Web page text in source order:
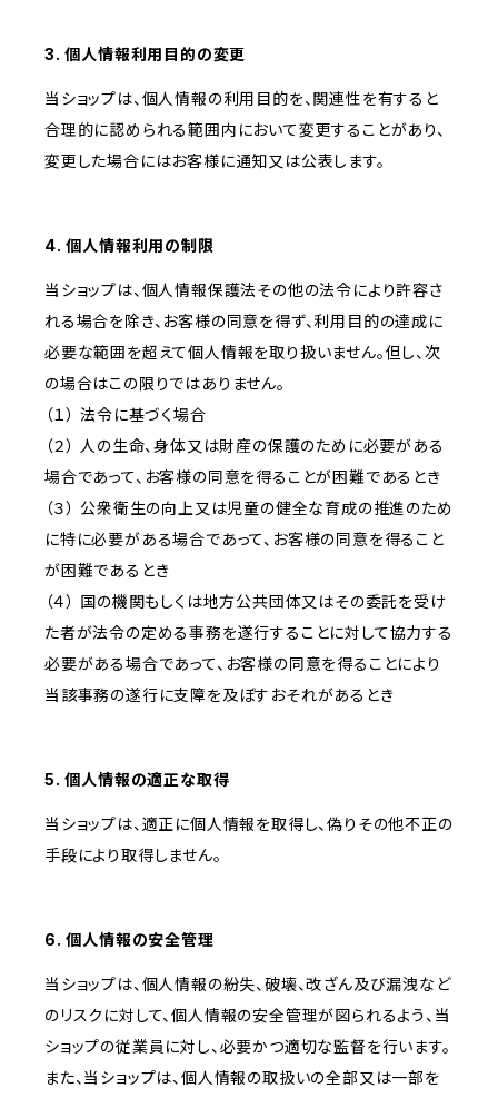
3. 個人情報利用目的の変更
当ショップは、個人情報の利用目的を、関連性を有すると
合理的に認められる範囲内において変更することがあり、
変更した場合にはお客様に通知又は公表します。
4. 個人情報利用の制限
当ショップは、個人情報保護法その他の法令により許容さ
れる場合を除き、お客様の同意を得ず、利用目的の達成に
必要な範囲を超えて個人情報を取り扱いません。但し、次
の場合はこの限りではありません。
（１） 法令に基づく場合
（２） 人の生命、身体又は財産の保護のために必要がある
場合であって、お客様の同意を得ることが困難であるとき
（３） 公衆衛生の向上又は児童の健全な育成の推進のため
に特に必要がある場合であって、お客様の同意を得ること
が困難であるとき
（４） 国の機関もしくは地方公共団体又はその委託を受け
た者が法令の定める事務を遂行することに対して協力する
必要がある場合であって、お客様の同意を得ることにより
当該事務の遂行に支障を及ぼすおそれがあるとき
5. 個人情報の適正な取得
当ショップは、適正に個人情報を取得し、偽りその他不正の
手段により取得しません。
6. 個人情報の安全管理
当ショップは、個人情報の紛失、破壊、改ざん及び漏洩など
のリスクに対して、個人情報の安全管理が図られるよう、当
ショップの従業員に対し、必要かつ適切な監督を行います。
また、当ショップは、個人情報の取扱いの全部又は一部を